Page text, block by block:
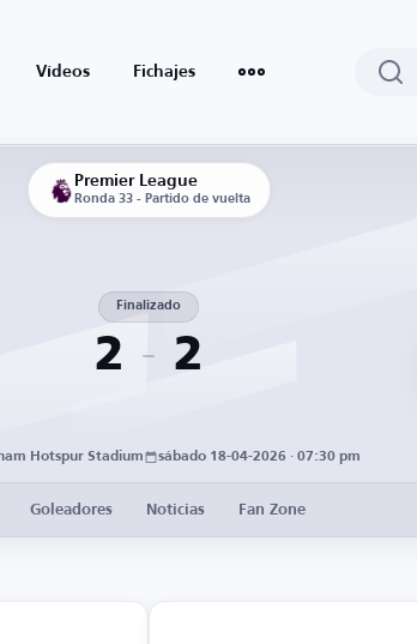
Vídeos Fichajes
Premier League
Ronda 33 - Partido de vuelta
2
Finalizado
2
Hotspur Stadium sábado 18-04-2026 · 07:30 pm
Goleadores Noticias Fan Zone